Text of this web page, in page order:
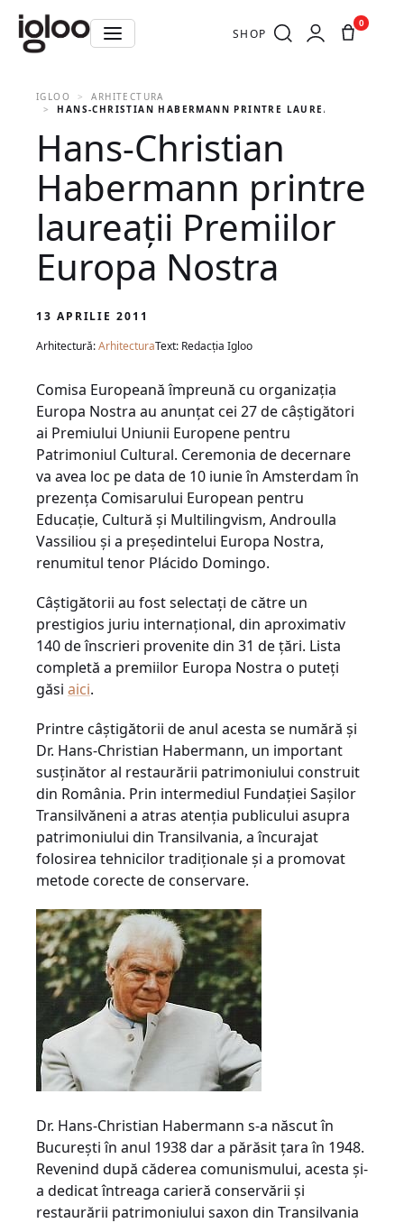
SHOP
0
IGLOO
ARHITECTURA
HANS-CHRISTIAN HABERMANN PRINTRE LAUREAŢII
Hans-Christian
Habermann printre
laureaţii Premiilor
Europa Nostra
13 APRILIE 2011
Arhitectură:ArhitecturaText: Redacția Igloo
Comisa Europeană împreună cu organizaţia
Europa Nostra au anunţat cei 27 de câştigători
ai Premiului Uniunii Europene pentru
Patrimoniul Cultural. Ceremonia de decernare
va avea loc pe data de 10 iunie în Amsterdam în
prezenţa Comisarului European pentru
Educaţie, Cultură şi Multilingvism, Androulla
Vassiliou şi a preşedintelui Europa Nostra,
renumitul tenor Plácido Domingo.
Câştigătorii au fost selectaţi de către un
prestigios juriu internaţional, din aproximativ
140 de înscrieri provenite din 31 de ţări. Lista
completă a premiilor Europa Nostra o puteţi
găsi aici.
Printre câştigătorii de anul acesta se numără şi
Dr. Hans-Christian Habermann, un important
susţinător al restaurării patrimoniului construit
din România. Prin intermediul Fundaţiei Saşilor
Transilvăneni a atras atenţia publicului asupra
patrimoniului din Transilvania, a încurajat
folosirea tehnicilor tradiţionale şi a promovat
metode corecte de conservare.
Dr. Hans-Christian Habermann s-a născut în
Bucureşti în anul 1938 dar a părăsit ţara în 1948.
Revenind după căderea comunismului, acesta şi-
a dedicat întreaga carieră conservării şi
restaurării patrimoniului saxon din Transilvania